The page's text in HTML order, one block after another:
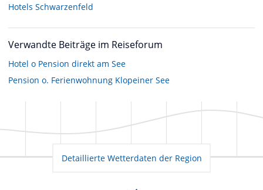
Hotels Schwarzenfeld
Verwandte Beiträge im Reiseforum
Hotel o Pension direkt am See
Pension o. Ferienwohnung Klopeiner See
Detaillierte Wetterdaten der Region